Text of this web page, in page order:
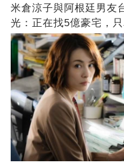
米倉涼子與阿根廷男友
光：正在找5億豪宅，只